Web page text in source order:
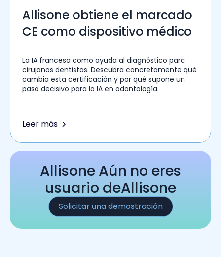
Allisone obtiene el marcado
CE como dispositivo médico
La IA francesa como ayuda al diagnóstico para
cirujanos dentistas. Descubra concretamente qué
cambia esta certificación y por qué supone un
paso decisivo para la IA en odontología.
Leer más
Allisone Aún no eres
usuario deAllisone
Solicitar una demostración